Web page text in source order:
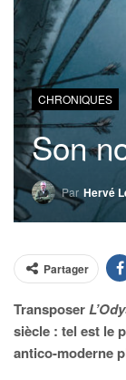
CHRONIQUES
Son
Par Hervé
Partager
Transposer
siècle : tel est le
antico-moderne